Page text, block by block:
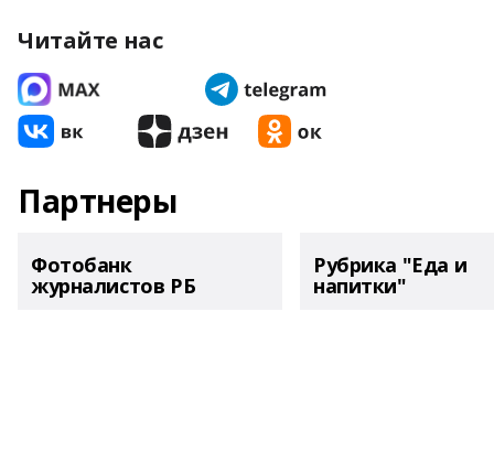
Читайте нас
Партнеры
Фотобанк
журналистов РБ
Рубрика "Еда и
напитки"